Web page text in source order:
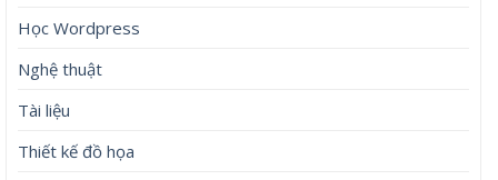
Học Wordpress
Nghệ thuật
Tài liệu
Thiết kế đồ họa